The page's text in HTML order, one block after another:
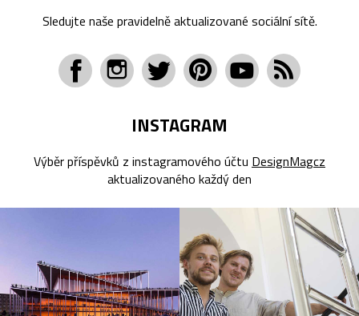
Sledujte naše pravidelně aktualizované sociální sítě.
INSTAGRAM
Výběr příspěvků z instagramového účtu DesignMagcz
aktualizovaného každý den